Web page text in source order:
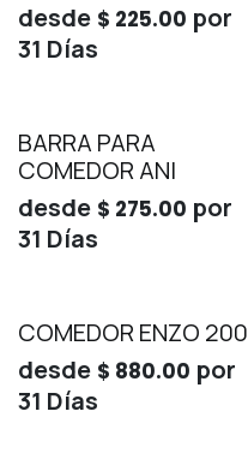
desde $ 225.00 por
31 Días
BARRA PARA
COMEDOR ANI
desde $ 275.00 por
31 Días
COMEDOR ENZO 200
desde $ 880.00 por
31 Días